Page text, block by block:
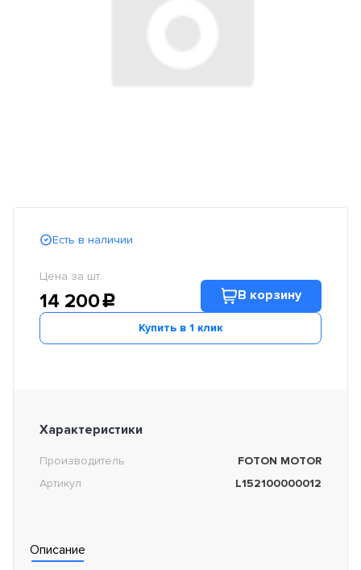
Есть в наличии
Цена за шт.
14 200c В корзину
Купить в 1 клик
Характеристики
Производитель
FOTON MOTOR
Артикул
L152100000012
Описание